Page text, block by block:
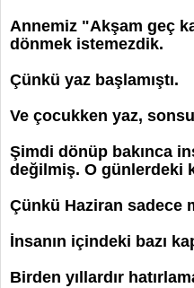
Annemiz "Akşam geç
dönmek istemezdik.
Çünkü yaz başlamıştı.
Ve çocukken yaz,
Şimdi dönüp bakınca
değilmiş. O günlerdeki
Çünkü Haziran sadece
İnsanın içindeki bazı
Birden yıllardır